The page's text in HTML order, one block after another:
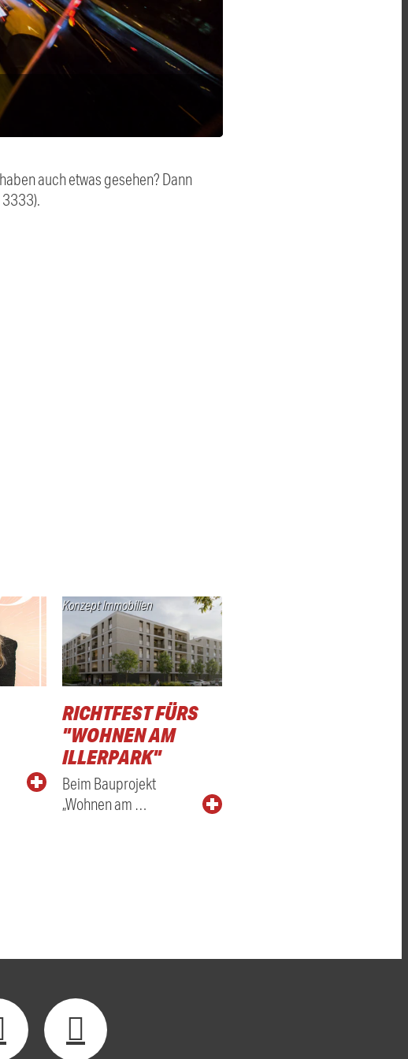
auch etwas gesehen? Dann
Konzept Immobilien
RICHTFEST FÜRS
"WOHNEN AM
ILLERPARK"
Beim Bauprojekt
„Wohnen am …